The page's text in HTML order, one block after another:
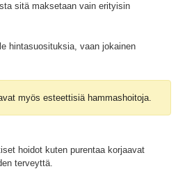
sitä maksetaan vain erityisin
hintasuosituksia, vaan jokainen
myös esteettisiä hammashoitoja.
hoidot kuten purentaa korjaavat
terveyttä.